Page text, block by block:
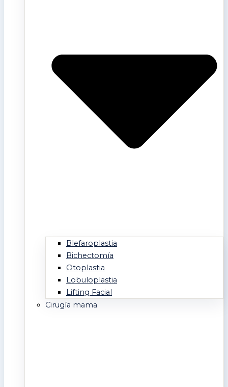
Blefaroplastia
Bichectomía
Otoplastia
Lobuloplastia
Lifting Facial
Cirugía mama